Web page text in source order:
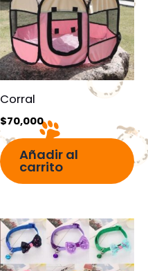
Corral
$70,000
Añadir al
carrito